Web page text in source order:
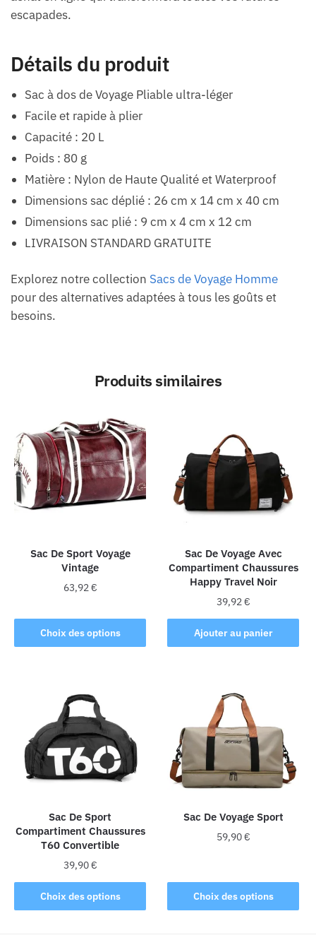
escapades.
Détails du produit
Sac à dos de Voyage Pliable ultra-léger
Facile et rapide à plier
Capacité : 20 L
Poids : 80 g
Matière : Nylon de Haute Qualité et Waterproof
Dimensions sac déplié : 26 cm x 14 cm x 40 cm
Dimensions sac plié : 9 cm x 4 cm x 12 cm
LIVRAISON STANDARD GRATUITE
Explorez notre collection Sacs de Voyage Homme
pour des alternatives adaptées à tous les goûts et
besoins.
Produits similaires
Sac De Sport Voyage
Vintage
63,92€
Choix des options
produit
a
Les
options
peuvent
être
choisies
sur
page
du
produit
Sac De Voyage Avec
Compartiment Chaussures
Happy Travel Noir
39,92€
Ajouter au panier
Sac De Sport
Compartiment Chaussures
T60 Convertible
39,90€
Choix des options
Ce
produit
Sac De Voyage Sport
59,90€
Choix des options
produit
a
plusieurs